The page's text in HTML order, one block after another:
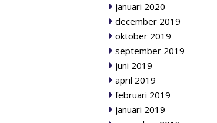
januari 2020
december 2019
oktober 2019
september 2019
juni 2019
april 2019
februari 2019
januari 2019